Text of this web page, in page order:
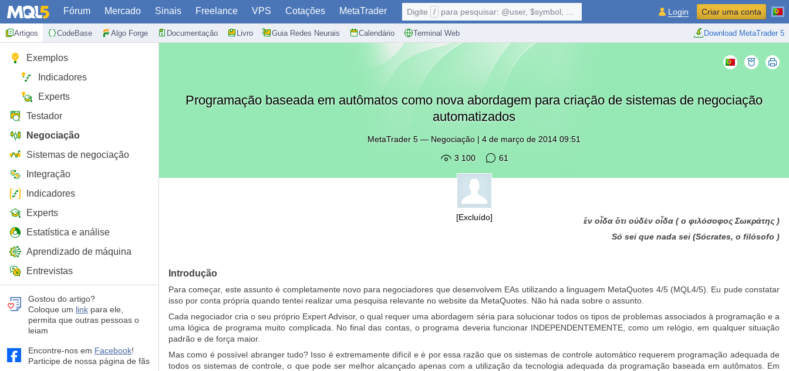
Fórum Mercado Sinais Freelance VPS Cotações MetaTrader
Artigos CodeBase Algo Forge Documentação Livro Guia Redes Neurais Calendário Terminal Web Download MetaTrader 5
Digite / para pesquisar: @user, $symbol, ... Login Criar uma conta
Exemplos
Indicadores
Experts
Testador
Negociação
Sistemas de negociação
Integração
Indicadores
Experts
Estatística e análise
Aprendizado de máquina
Entrevistas
Gostou do artigo?
Coloque um link para ele,
permita que outras pessoas o
leiam
Encontre-nos em Facebook!
Participe de nossa página de fãs
Programação baseada em autômatos como nova abordagem para criação de sistemas de negociação
automatizados
MetaTrader 5 — Negociação | 4 de março de 2014 09:51
3 100
61
[Excluído]
ἓν οἶδα ὅτι οὐδὲν οἶδα ( ο φιλόσοφος Σωκράτης )
Só sei que nada sei (Sócrates, o filósofo )
Introdução
Para começar, este assunto é completamente novo para negociadores que desenvolvem EAs utilizando a linguagem MetaQuotes 4/5 (MQL4/5). Eu pude constatar
isso por conta própria quando tentei realizar uma pesquisa relevante no website da MetaQuotes. Não há nada sobre o assunto.
Cada negociador cria o seu próprio Expert Advisor, o qual requer uma abordagem séria para solucionar todos os tipos de problemas associados à programação e a
uma lógica de programa muito complicada. No final das contas, o programa deveria funcionar INDEPENDENTEMENTE, como um relógio, em qualquer situação
padrão e de força maior.
Mas como é possível abranger tudo? Isso é extremamente difícil e é por essa razão que os sistemas de controle automático requerem programação adequada de
todos os sistemas de controle, o que pode ser melhor alcançado apenas com a utilização da tecnologia adequada da programação baseada em autômatos. Em